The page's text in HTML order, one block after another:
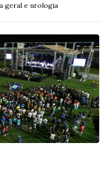
geral e urologia